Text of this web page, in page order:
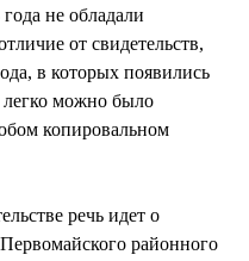
не обладали
от свидетельств,
в которых появились
можно было
копировальном
речь идет о
районного